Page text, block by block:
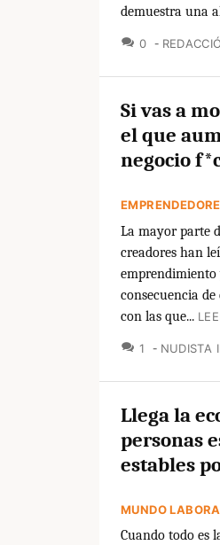
demuestra una
0
Si vas a
el que
negocio
La mayor parte
creadores han
emprendimiento
consecuencia
con las que...
1 NUDISTA
Llega la
personas
estables
MUNDO
Cuando todo es